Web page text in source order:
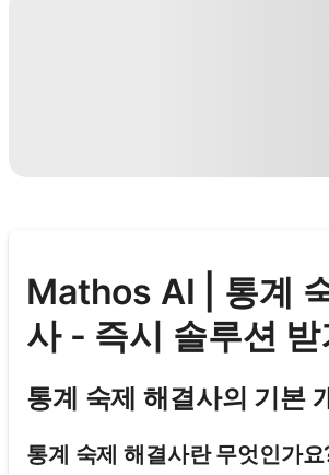
Mathos AI | 통계
사 - 즉시 솔루션 받
통계 숙제 해결사의 기본
통계 숙제 해결사란 무엇인가요